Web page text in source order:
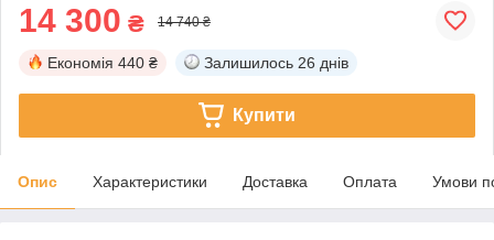
14 300 ₴ 14 740 ₴
Економія 440 ₴ Залишилось 26 днів
Купити
Опис Характеристики Доставка Оплата Умови